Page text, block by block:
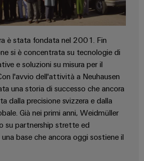
è stata fondata nel 2001. Fin
si è concentrata su tecnologie di
e soluzioni su misura per il
l'avvio dell'attività a Neuhausen
una storia di successo che ancora
dalla precisione svizzera e dalla
Già nei primi anni, Weidmüller
su partnership strette ed
base che ancora oggi sostiene il